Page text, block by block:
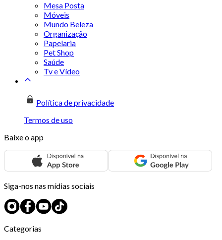
Mesa Posta
Móveis
Mundo Beleza
Organização
Papelaria
Pet Shop
Saúde
Tv e Vídeo
Política de privacidade
Termos de uso
Baixe o app
Siga-nos nas mídias sociais
Categorias